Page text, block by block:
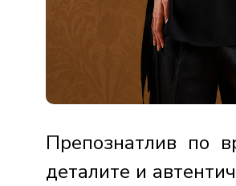
Препознатлив по
деталите и